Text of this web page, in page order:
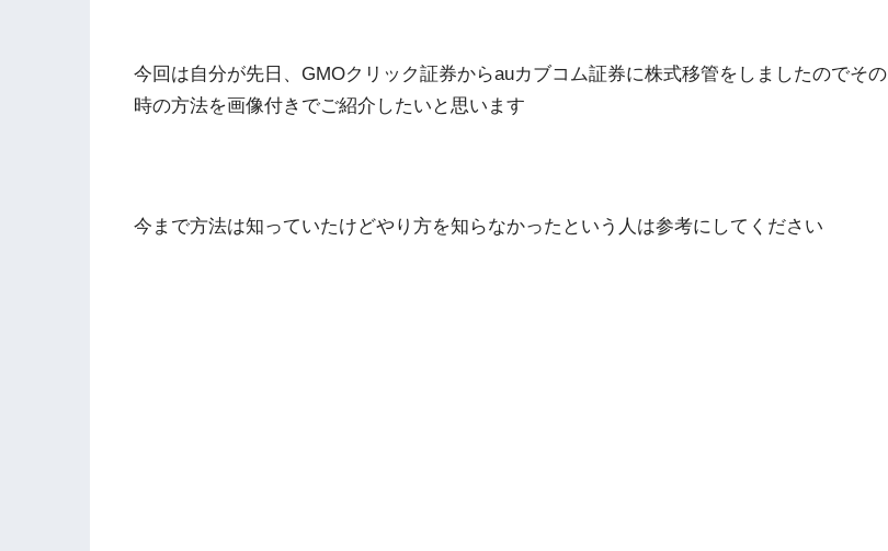
今回は自分が先日、GMOクリック証券からauカブコム証券に株式移管をしましたのでその
時の方法を画像付きでご紹介したいと思います
今まで方法は知っていたけどやり方を知らなかったという人は参考にしてください